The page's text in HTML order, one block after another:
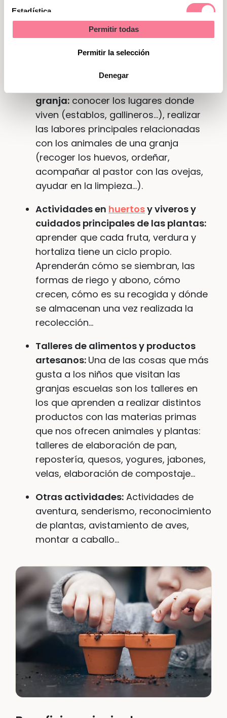
Estadística
Permitir todas
Permitir la selección
Denegar
a conseguir los objetivos que hemos
granja: conocer los lugares donde
viven (establos, gallineros…), realizar
las labores principales relacionadas
con los animales de una granja
(recoger los huevos, ordeñar,
acompañar al pastor con las ovejas,
ayudar en la limpieza…).
Actividades en huertosy viveros y
cuidados principales de las plantas:
aprender que cada fruta, verdura y
hortaliza tiene un ciclo propio.
Aprenderán cómo se siembran, las
formas de riego y abono, cómo
crecen, cómo es su recogida y dónde
se almacenan una vez realizada la
recolección…
Talleres de alimentos y productos
artesanos: Una de las cosas que más
gusta a los niños que visitan las
granjas escuelas son los talleres en
los que aprenden a realizar distintos
productos con las materias primas
que nos ofrecen animales y plantas:
talleres de elaboración de pan,
repostería, quesos, yogures, jabones,
velas, elaboración de compostaje…
Otras actividades: Actividades de
aventura, senderismo, reconocimiento
de plantas, avistamiento de aves,
montar a caballo…